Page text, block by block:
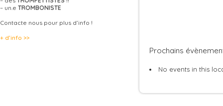
– un.e TROMBONISTE
Contacte nous pour plus d’info !
+ d’info >>
Prochains
No events in this